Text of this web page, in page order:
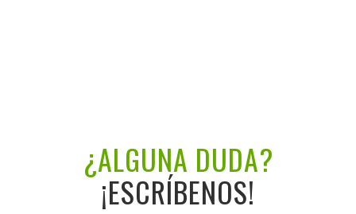
¿ALGUNA DUDA?
¡ESCRÍBENOS!